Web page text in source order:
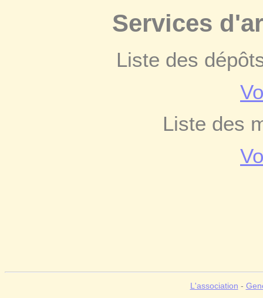
Services
Liste des
Liste des
L'association -